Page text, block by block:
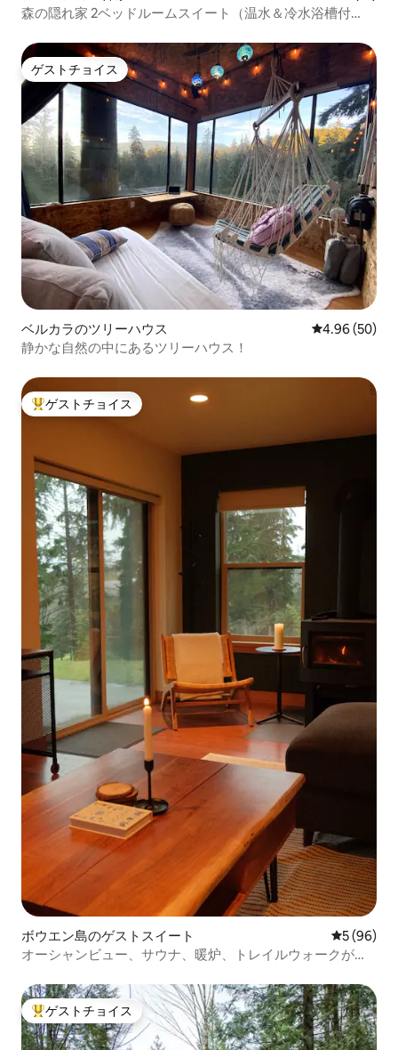
森の隠れ家 2ベッドルームスイート（温水＆冷水浴槽付
ゲストチョイス
ゲストチョイス
ベルカラのツリーハウス レビュー50
4.96 (50)
静かな自然の中にあるツリーハウス！
大好評のゲストチョイスです。
ゲストチョイス
ボウエン島のゲストスイート レビュー
5 (96)
オーシャンビュー、サウナ、暖炉、トレイルウォークが楽
大好評のゲストチョイスです。
ゲストチョイス